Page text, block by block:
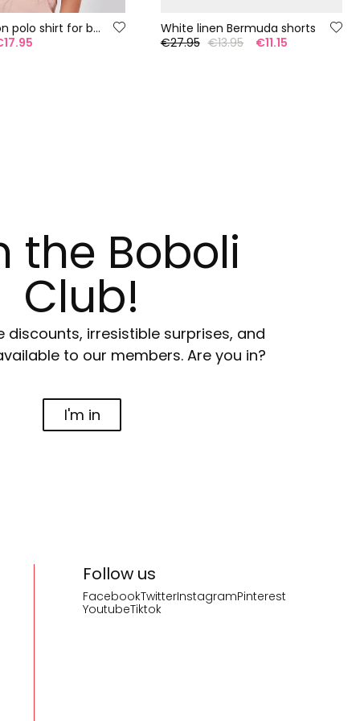
Blue cotton polo shirt for boy
White linen Bermuda shorts
€27.95 €13.95 €11.15
the Boboli
Club!
discounts, irresistible surprises, and
to our members. Are you in?
I'm in
Follow us
FacebookTwitterInstagramPinterest
YoutubeTiktok